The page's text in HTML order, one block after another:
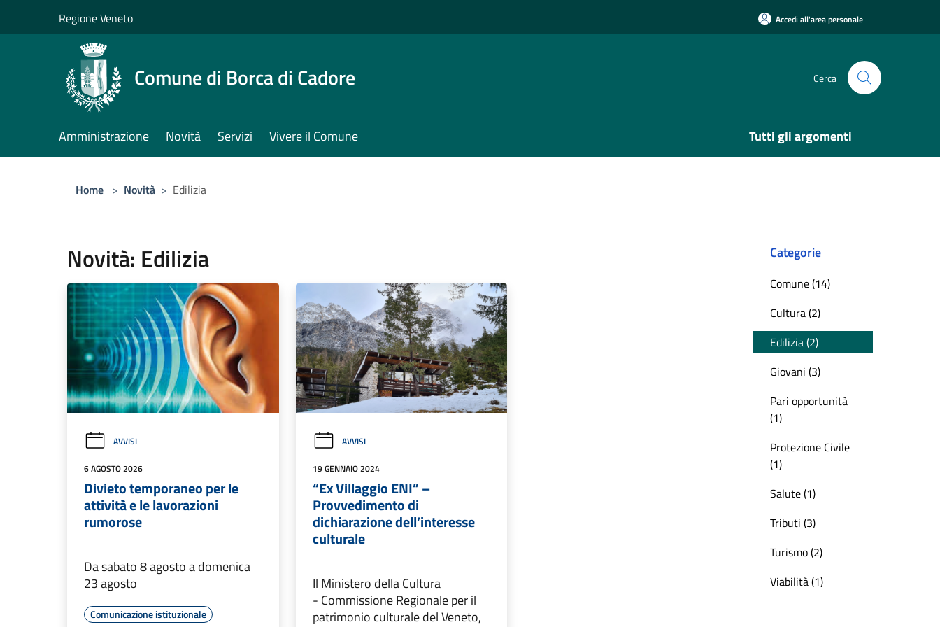
Regione Veneto Accedi all'area personale
Comune di Borca di Cadore Cerca
Amministrazione Novità Servizi Vivere il Comune Tutti gli argomenti
Home > Novità > Edilizia
Novità: Edilizia
AVVISI
6 AGOSTO 2026
Divieto temporaneo per le
attività e le lavorazioni
rumorose
Da sabato 8 agosto a domenica
23 agosto
Comunicazione istituzionale
AVVISI
19 GENNAIO 2024
“Ex Villaggio ENI” –
Provvedimento di
dichiarazione dell’interesse
culturale
Il Ministero della Cultura
- Commissione Regionale per il
patrimonio culturale del Veneto,
Categorie
Comune (14)
Cultura (2)
Edilizia (2)
Giovani (3)
Pari opportunità
(1)
Protezione Civile
(1)
Salute (1)
Tributi (3)
Turismo (2)
Viabilità (1)